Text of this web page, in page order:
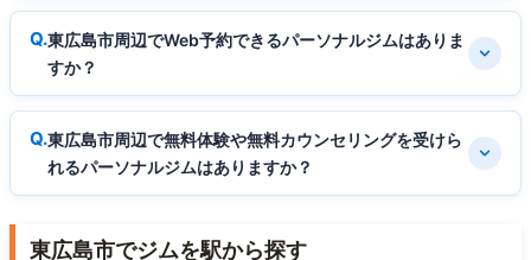
東広島市周辺でWeb予約できるパーソナルジムはありま
すか？
東広島市周辺で無料体験や無料カウンセリングを受けら
れるパーソナルジムはありますか？
東広島市でジムを駅から探す